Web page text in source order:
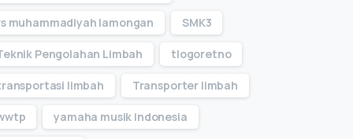
muhammadiyah lamongan SMK3
Pengolahan Limbah tlogoretno
limbah Transporter limbah
yamaha musik indonesia